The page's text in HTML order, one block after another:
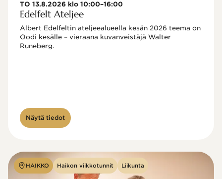
TO 13.8.2026 klo 10:00–16:00
Edelfelt Ateljee
Albert Edelfeltin ateljeealueella kesän 2026 teema on
Oodi kesälle – vieraana kuvanveistäjä Walter
Näytä tiedot
HAIKKO Haikon viikkotunnit Liikunta